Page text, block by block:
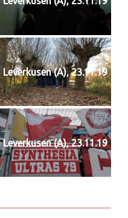
Leverkusen (A), 23.11.19
Leverkusen (A), 23.11.19